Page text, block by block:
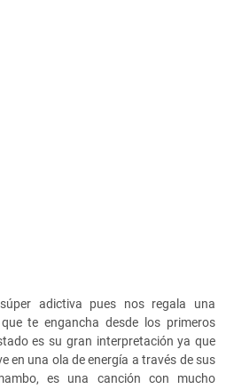
adictiva pues nos regala una
te engancha desde los primeros
es su gran interpretación ya que
en una ola de energía a través de sus
es una canción con mucho